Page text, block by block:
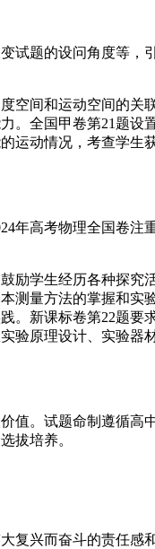
题的设问角度等，
间和运动空间的关
。全国甲卷第21题设
运动情况，考查学生
高考物理全国卷注
学生经历各种探究
测量方法的掌握和实
。新课标卷第22题要
验原理设计、实验器
。试题命制遵循高
拔培养。
兴而奋斗的责任感